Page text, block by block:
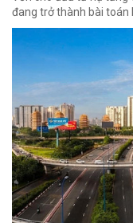
đang trở thành bài toán